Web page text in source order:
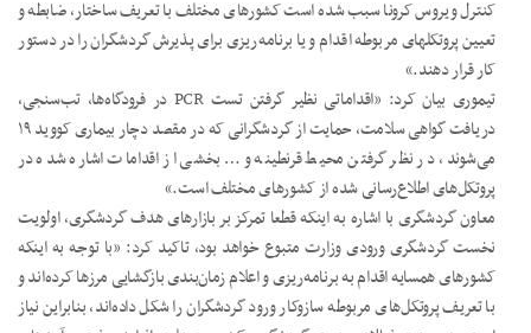
کنترل ویروس کرونا سبب شده است کشورهای مختلف با تعریف ساختار، ضابطه و
تعیین پروتکل‎های مربوطه اقدام و یا برنامه‌ریزی برای پذیرش گردشگران را در دستور
کار قرار دهند.»
تیموری بیان کرد: «اقداماتی نظیر گرفتن تست PCR در فرودگاه‌ها، تب‌سنجی،
دریافت گواهی سلامت، حمایت از گردشگرانی که در مقصد دچار بیماری کووید ۱۹
می‌شوند، در نظر گرفتن محیط قرنطینه و… بخشی از اقدامات اشاره شده در
پروتکل‌های اطلاع‌رسانی شده از کشورهای مختلف است.»
معاون گردشگری با اشاره به اینکه قطعا تمرکز بر بازارهای هدف گردشگری، اولویت
نخست گردشگری ورودی وزارت متبوع خواهد بود، تاکید کرد: «با توجه به اینکه
کشورهای همسایه اقدام به برنامه‌ریزی و اعلام زمان‌بندی بازگشایی مرزها کرده‌اند و
با تعریف پروتکل‌های مربوطه سازو‌کار ورود گردشگران را شکل داده‌اند، بنابراین نیاز